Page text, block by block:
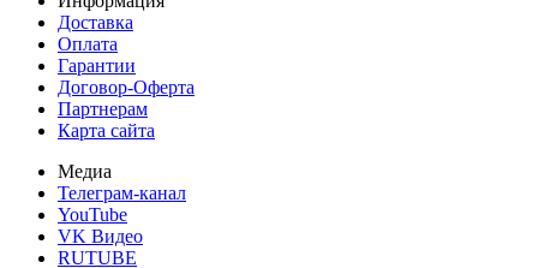
Доставка
Оплата
Гарантии
Договор-Оферта
Партнерам
Карта сайта
Медиа
Телеграм-канал
YouTube
VK Видео
RUTUBE